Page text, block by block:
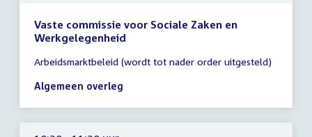
Vaste commissie voor Sociale Zaken en
Werkgelegenheid
vergadering
10:00
13:00
uur
Arbeidsmarktbeleid (wordt tot nader order uitgesteld)
Algemeen overleg